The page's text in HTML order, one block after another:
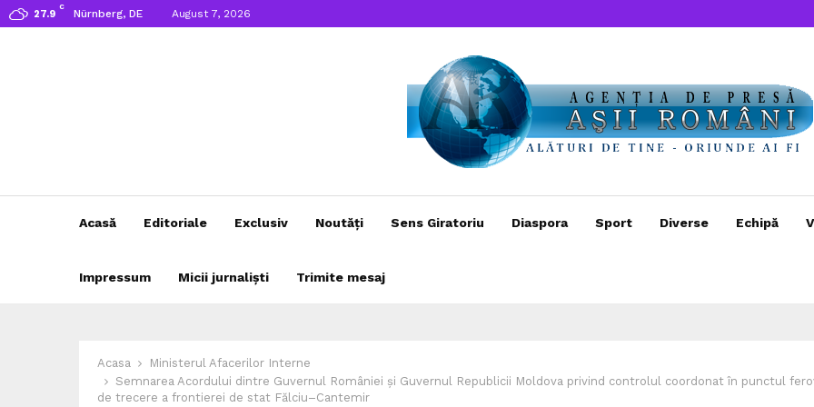
27.9
C
Nürnberg, DE August 7, 2026
Acasă Editoriale Exclusiv Noutăți Sens Giratoriu Diaspora Sport Diverse Echipă
Impressum Micii jurnaliști Trimite mesaj
Acasa
Ministerul Afacerilor Interne
Semnarea Acordului dintre Guvernul României și Guvernul Republicii Moldova privind controlul coordonat în punctul
de trecere a frontierei de stat Fălciu–Cantemir